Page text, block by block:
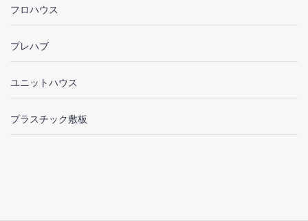
フロハウス
プレハブ
ユニットハウス
プラスチック敷板